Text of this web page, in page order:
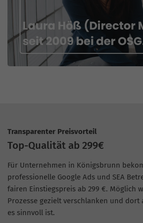
Transparenter Preisvorteil
Top-Qualität ab 299€
Für Unternehmen in Königsbrunn
professionelle Google Ads und SEA
fairen Einstiegspreis ab 299 €. Möglich
Prozesse gezielt verschlanken und
es sinnvoll ist.